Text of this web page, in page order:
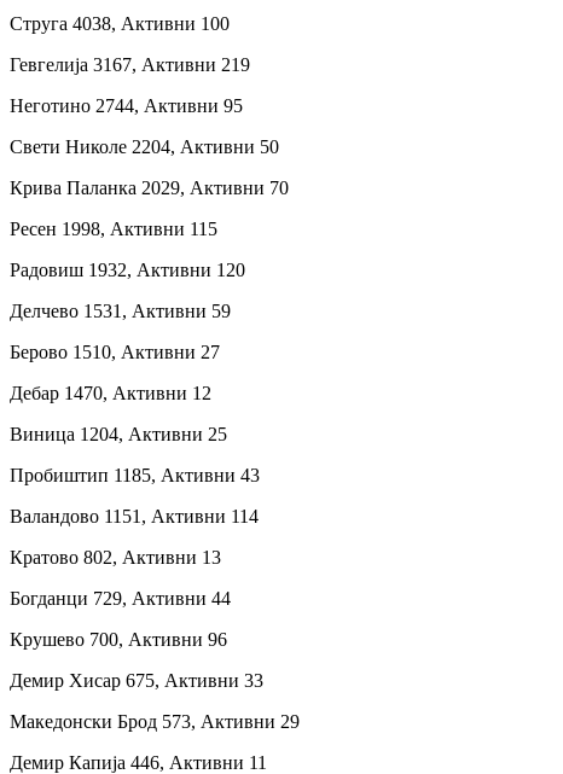
Струга 4038, Активни 100
Гевгелија 3167, Активни 219
Неготино 2744, Активни 95
Свети Николе 2204, Активни 50
Крива Паланка 2029, Активни 70
Ресен 1998, Активни 115
Радовиш 1932, Активни 120
Делчево 1531, Активни 59
Берово 1510, Активни 27
Дебар 1470, Активни 12
Виница 1204, Активни 25
Пробиштип 1185, Активни 43
Валандово 1151, Активни 114
Кратово 802, Активни 13
Богданци 729, Активни 44
Крушево 700, Активни 96
Демир Хисар 675, Активни 33
Македонски Брод 573, Активни 29
Демир Капија 446, Активни 11